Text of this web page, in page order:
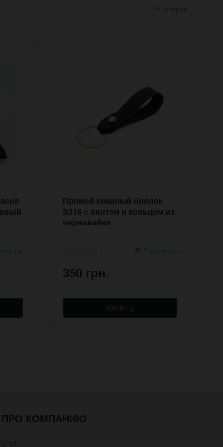
Прямой кожаный брелок
S316 с винтом и кольцом из
нержавейки
В наличии
350 грн.
КУПИТЬ
ПРО КОМПАНИЮ